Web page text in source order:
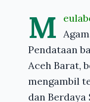
M
Pendataan
Aceh Barat,
mengambil
dan